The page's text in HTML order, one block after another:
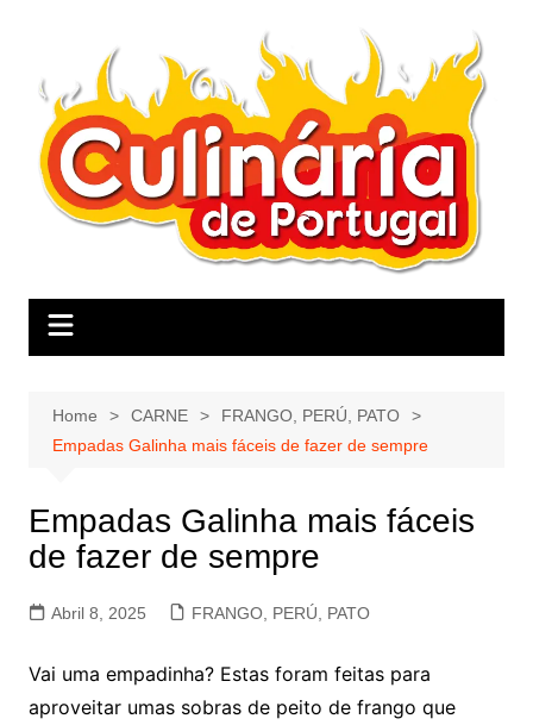
Home CARNE
FRANGO, PERÚ, PATO
Empadas Galinha mais fáceis de fazer de sempre
Empadas Galinha mais fáceis
de fazer de sempre
Abril 8, 2025 FRANGO, PERÚ, PATO
Vai uma empadinha? Estas foram feitas para
aproveitar umas sobras de peito de frango que